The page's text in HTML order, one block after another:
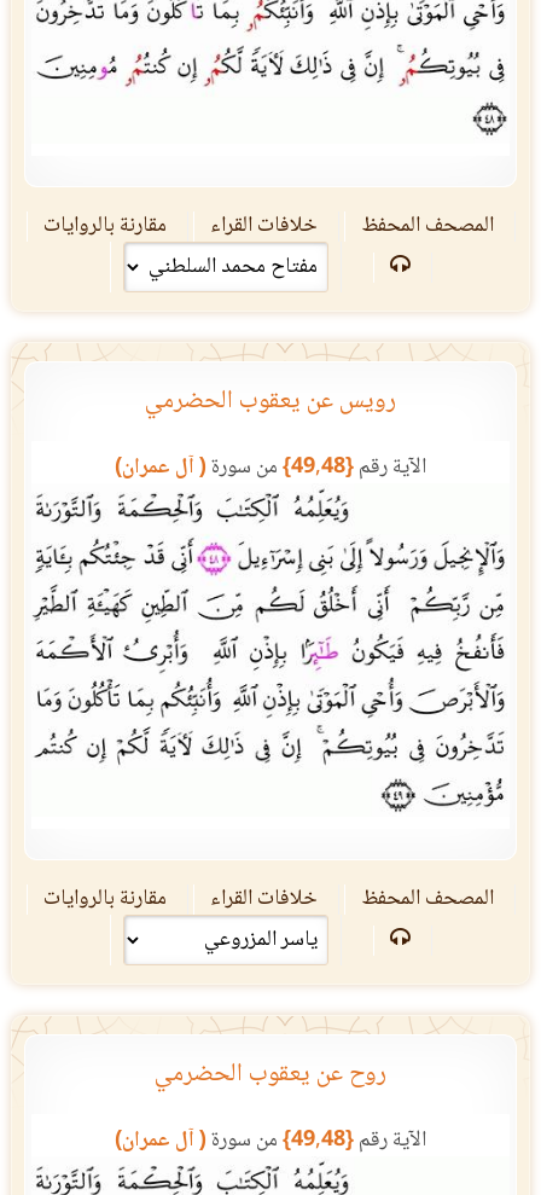
المصحف المحفظ خلافات القراء مقارنة بالروايات
رويس عن يعقوب الحضرمي
الآية رقم{49,48} من سورة( آل عمران)
المصحف المحفظ خلافات القراء مقارنة بالروايات
روح عن يعقوب الحضرمي
الآية رقم{49,48} من سورة( آل عمران)